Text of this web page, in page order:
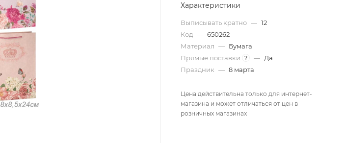
Характеристики
Выписывать кратно — 12
Код — 650262
Материал — Бумага
Прямые поставки
? — Да
Праздник — 8 марта
Цена действительна только для интернет-
магазина и может отличаться от цен в
розничных магазинах